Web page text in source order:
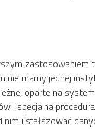
zastosowaniem
nie mamy jednej
oparte na
i specjalna
i sfałszować